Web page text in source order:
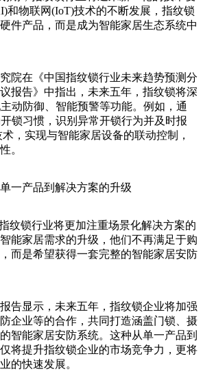
和物联网(IoT)技术的不断发展，指纹锁
件产品，而是成为智能家居生态系统中
在《中国指纹锁行业未来趋势预测分
报告》中指出，未来五年，指纹锁将深
动防御、智能预警等功能。例如，通
锁习惯，识别异常开锁行为并及时报
，实现与智能家居设备的联动控制，
。
产品到解决方案的升级
锁行业将更加注重场景化解决方案的
能家居需求的升级，他们不再满足于购
而是希望获得一套完整的智能家居安防
显示，未来五年，指纹锁企业将加强
企业等的合作，共同打造涵盖门锁、摄
智能家居安防系统。这种从单一产品到
将提升指纹锁企业的市场竞争力，更将
的快速发展。